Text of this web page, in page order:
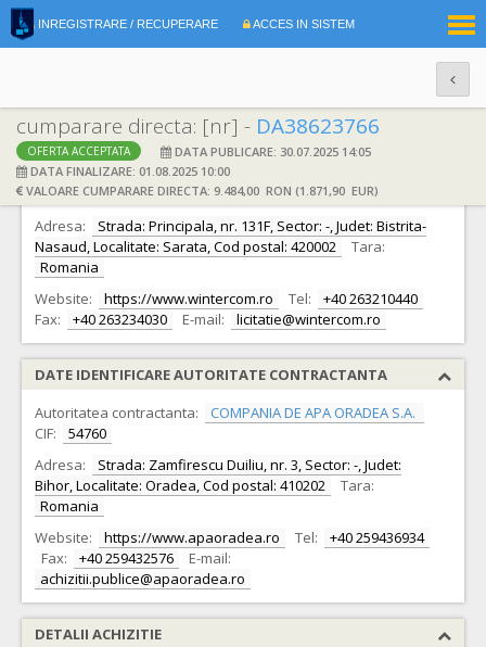
INREGISTRARE / RECUPERARE ACCES IN SISTEM
cumparare directa: [nr] - DA38623766
OFERTA ACCEPTATA
DATA PUBLICARE: 30.07.2025 14:05
DATA FINALIZARE: 01.08.2025 10:00
VALOARE CUMPARARE DIRECTA: 9.484,00 RON (1.871,90 EUR)
DATE IDENTIFICARE OFERTANT
Ofertant: S.C. WINTER COM S.R.L. S.R.L. CIF: 7702347
Adresa:
Strada: Principala, nr. 131F, Sector: -, Judet: Bistrita-
Nasaud, Localitate: Sarata, Cod postal: 420002
Tara:
Romania
Website:
https://www.wintercom.ro Tel:
+40 263210440
Fax:
+40 263234030 E-mail: licitatie@wintercom.ro
DATE IDENTIFICARE AUTORITATE CONTRACTANTA
Autoritatea contractanta:
COMPANIA DE APA ORADEA S.A.
CIF:
54760
Adresa:
Strada: Zamfirescu Duiliu, nr. 3, Sector: -, Judet:
Bihor, Localitate: Oradea, Cod postal: 410202
Tara:
Romania
Website:
https://www.apaoradea.ro Tel:
+40 259436934
Fax:
+40 259432576
E-mail:
achizitii.publice@apaoradea.ro
DETALII ACHIZITIE